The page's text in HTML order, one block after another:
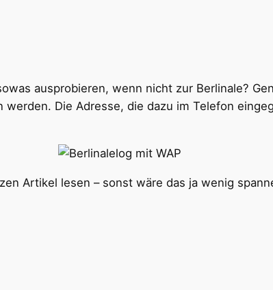
ausprobieren, wenn nicht zur Berlinale?
Die Adresse, die dazu im Telefon
Artikel lesen – sonst wäre das ja wenig